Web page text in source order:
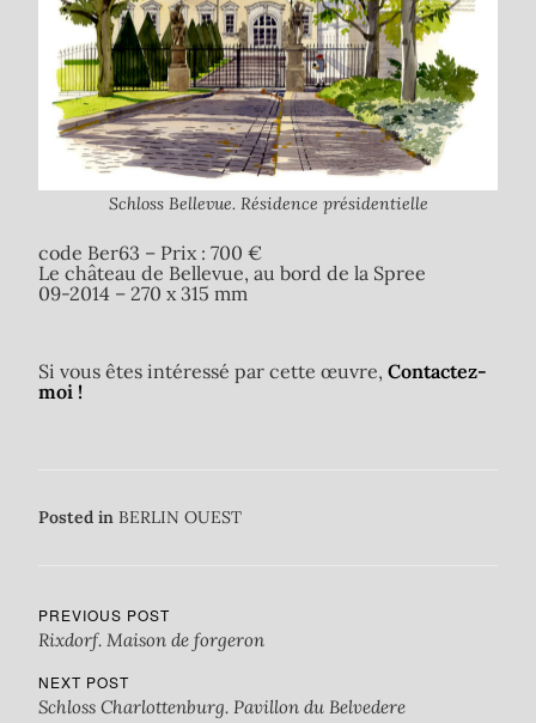
Schloss Bellevue. Résidence présidentielle
code Ber63 – Prix : 700 €
Le château de Bellevue, au bord de la Spree
09-2014 – 270 x 315 mm
Si vous êtes intéressé par cette œuvre, Contactez-
moi !
Posted in BERLIN OUEST
PREVIOUS POST
Rixdorf. Maison de forgeron
NEXT POST
Schloss Charlottenburg. Pavillon du Belvedere